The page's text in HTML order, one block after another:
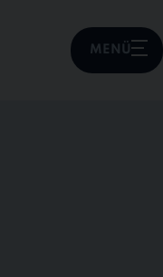
MENÜ